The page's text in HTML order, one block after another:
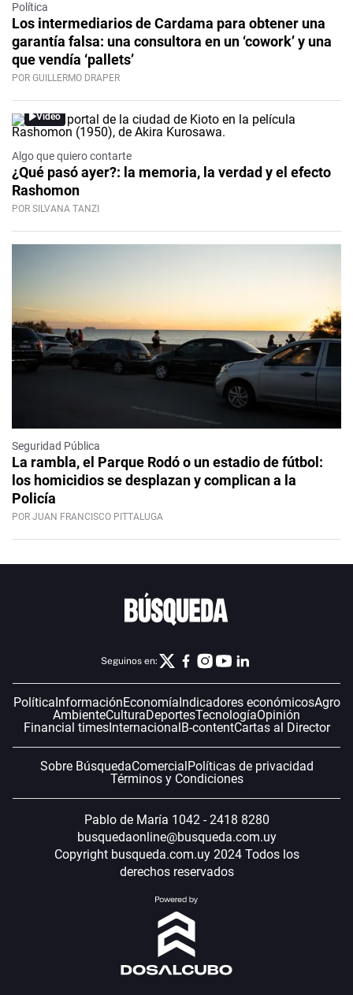
Política
Los intermediarios de Cardama para obtener una
garantía falsa: una consultora en un ‘cowork’ y una
que vendía ‘pallets’
POR GUILLERMO DRAPER
Video
Algo que quiero contarte
¿Qué pasó ayer?: la memoria, la verdad y el efecto
Rashomon
POR SILVANA TANZI
Seguridad Pública
La rambla, el Parque Rodó o un estadio de fútbol:
los homicidios se desplazan y complican a la
Policía
POR JUAN FRANCISCO PITTALUGA
Seguinos en:
PolíticaInformaciónEconomíaIndicadores económicosAgro
AmbienteCulturaDeportesTecnologíaOpinión
Financial timesInternacionalB-contentCartas al Director
Sobre BúsquedaComercialPolíticas de privacidad
Términos y Condiciones
Pablo de María 1042 - 2418 8280
busquedaonline@busqueda.com.uy
Copyright busqueda.com.uy 2024 Todos los
derechos reservados